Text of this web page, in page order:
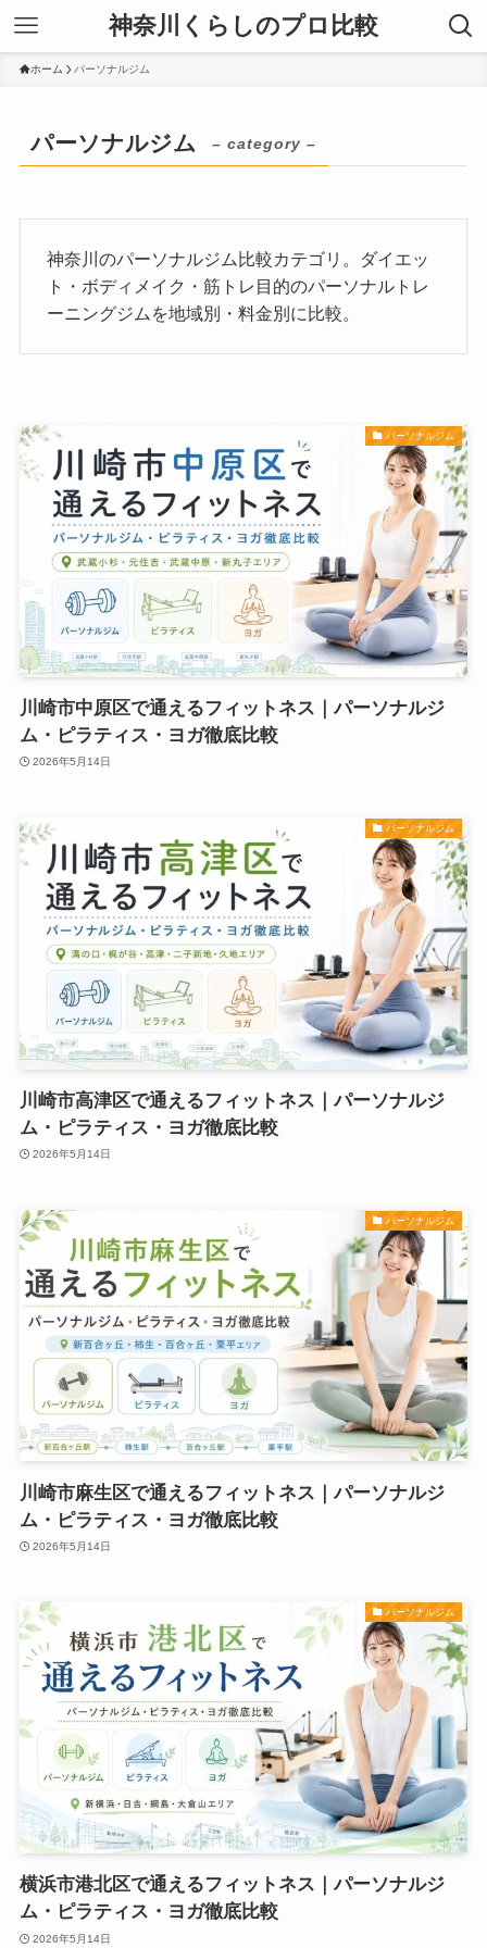
神奈川くらしのプロ比較
ホーム パーソナルジム
パーソナルジム – category –
神奈川のパーソナルジム比較カテゴリ。ダイエッ
ト・ボディメイク・筋トレ目的のパーソナルトレ
ーニングジムを地域別・料金別に比較。
パーソナルジム
川崎市中原区で通えるフィットネス｜パーソナルジ
ム・ピラティス・ヨガ徹底比較
2026年5月14日
パーソナルジム
川崎市高津区で通えるフィットネス｜パーソナルジ
ム・ピラティス・ヨガ徹底比較
2026年5月14日
パーソナルジム
川崎市麻生区で通えるフィットネス｜パーソナルジ
ム・ピラティス・ヨガ徹底比較
2026年5月14日
パーソナルジム
横浜市港北区で通えるフィットネス｜パーソナルジ
ム・ピラティス・ヨガ徹底比較
2026年5月14日